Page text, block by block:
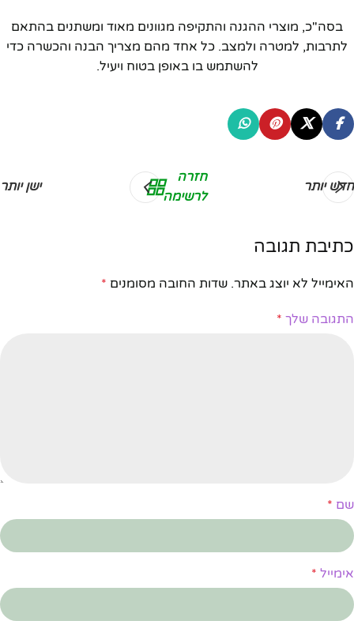
בסה"כ, מוצרי ההגנה והתקיפה מגוונים מאוד ומשתנים בהתאם
לתרבות, למטרה ולמצב. כל אחד מהם מצריך הבנה והכשרה כדי
להשתמש בו באופן בטוח ויעיל.
חדש יותר
חזרה
לרשימה
ישן יותר
כתיבת תגובה
האימייל לא יוצג באתר. שדות החובה מסומנים *
התגובה שלך *
שם *
אימייל *